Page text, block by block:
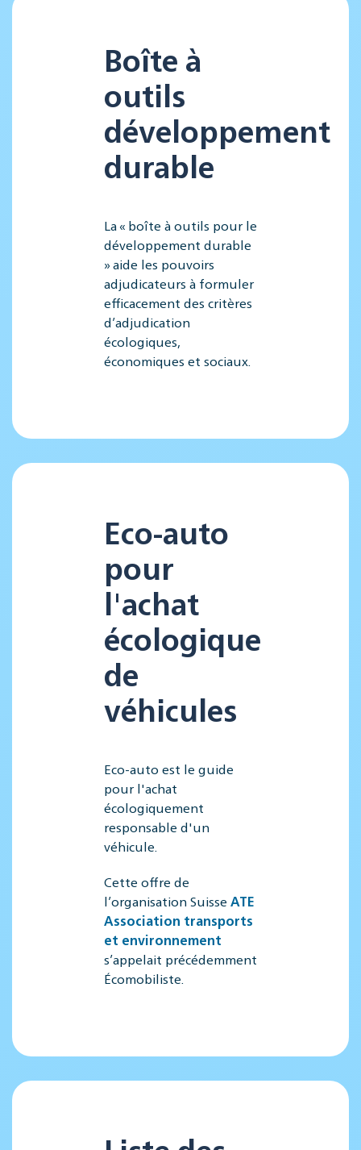
Boîte à
outils
développement
durable
La « boîte à outils pour le
développement durable
» aide les pouvoirs
adjudicateurs à formuler
efficacement des critères
d’adjudication
écologiques,
économiques et sociaux.
Eco-auto
pour
l'achat
écologique
de
véhicules
Eco-auto est le guide
pour l'achat
écologiquement
responsable d'un
véhicule.
Cette offre de
l’organisation Suisse ATE
Association transports
et environnement
s’appelait précédemment
Écomobiliste.